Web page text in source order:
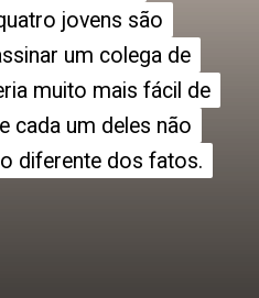
jovens são
um colega de
muito mais fácil de
cada um deles não
diferente dos fatos.
jovens são
um colega de
muito mais fácil de
cada um deles não
diferente dos fatos.